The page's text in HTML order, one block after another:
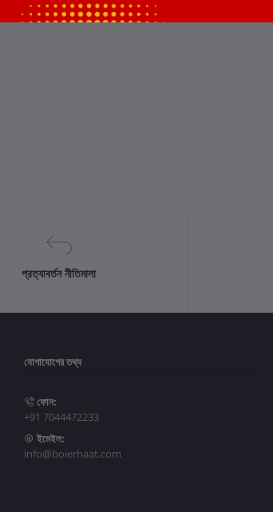
প্রত্যাবর্তন নীতিমালা
যোগাযোগের তথ্য
ফোন:
+91 7044472233
ইমেইল:
info@boierhaat.com